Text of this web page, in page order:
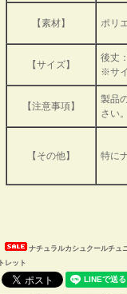
【素材】 ポリ
【サイズ】
後丈
※サ
【注意事項】
製品
さい。
【その他】 特に
ナチュラルカシュクールチュ
トレット